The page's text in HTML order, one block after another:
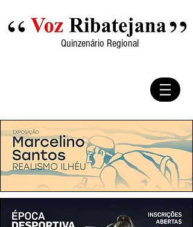
Quinzenário Regional